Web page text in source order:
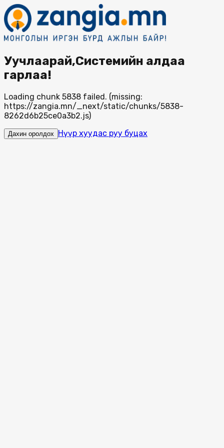
Уучлаарай,Системийн алдаа
гарлаа!
Loading chunk 5838 failed. (missing:
https://zangia.mn/_next/static/chunks/5838-
8262d6b25ce0a3b2.js)
Дахин оролдох Нүүр хуудас руу буцах